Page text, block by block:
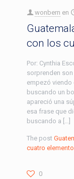
wonbern en
con los
Por: Cynthia
sorprenden
empezó viendo
buscando un
apareció una
esa frase que
buscando a […]
The post
cuatro
0